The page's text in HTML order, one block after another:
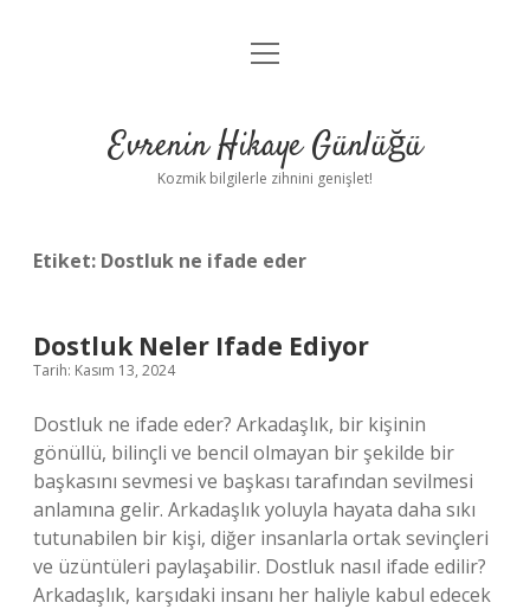
Anasayfa
Yasal Uyarı
menüyü
Evrenin Hikaye Günlüğü
Kozmik bilgilerle zihnini genişlet!
Etiket: Dostluk ne ifade eder
Dostluk Neler Ifade Ediyor
Tarih: Kasım 13, 2024
Dostluk ne ifade eder? Arkadaşlık, bir kişinin
gönüllü, bilinçli ve bencil olmayan bir şekilde bir
başkasını sevmesi ve başkası tarafından sevilmesi
anlamına gelir. Arkadaşlık yoluyla hayata daha sıkı
tutunabilen bir kişi, diğer insanlarla ortak sevinçleri
ve üzüntüleri paylaşabilir. Dostluk nasıl ifade edilir?
Arkadaşlık, karşıdaki insanı her haliyle kabul edecek